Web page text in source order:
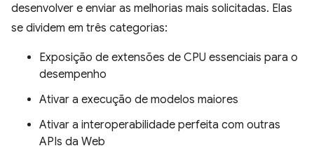
desenvolver e enviar as melhorias mais solicitadas. Elas
se dividem em três categorias:
Exposição de extensões de CPU essenciais para o
desempenho
Ativar a execução de modelos maiores
Ativar a interoperabilidade perfeita com outras
APIs da Web